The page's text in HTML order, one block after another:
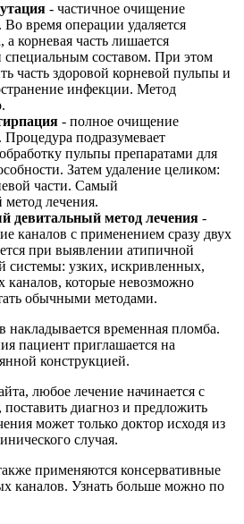
- частичное очищение
время операции удаляется
а корневая часть лишается
специальным составом. При этом
часть здоровой корневой пульпы и
инфекции. Метод
- полное очищение
подразумевает
пульпы препаратами для
Затем удаление целиком:
части. Самый
метод лечения.
девитальный метод лечения -
каналов с применением сразу двух
при выявлении атипичной
системы: узких, искривленных,
каналов, которые невозможно
обычными методами.
временная пломба.
пациент приглашается на
конструкцией.
любое лечение начинается с
поставить диагноз и предложить
может только доктор исходя из
случая.
применяются консервативные
каналов. Узнать больше можно по